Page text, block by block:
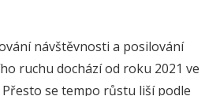
návštěvnosti a posilování
ruchu dochází od roku 2021 ve
Přesto se tempo růstu liší podle